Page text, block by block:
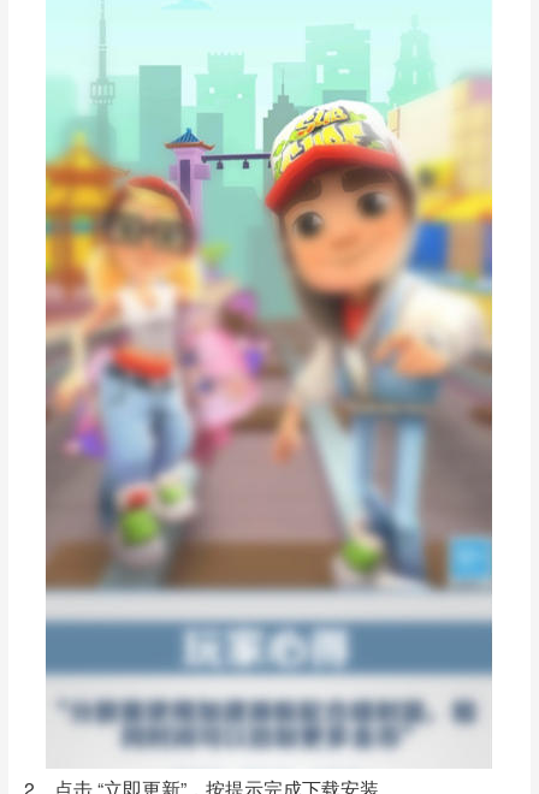
2、点击 “立即更新”，按提示完成下载安装